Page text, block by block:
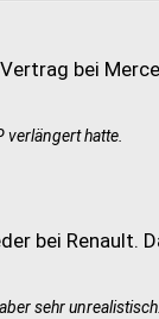
hatte.
sehr unrealistisch.